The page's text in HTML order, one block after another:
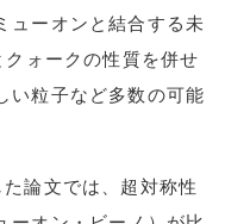
ューオンと結合する未
クォークの性質を併せ
い粒子など多数の可能
論文では、超対称性